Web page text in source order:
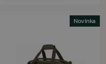
Novinka